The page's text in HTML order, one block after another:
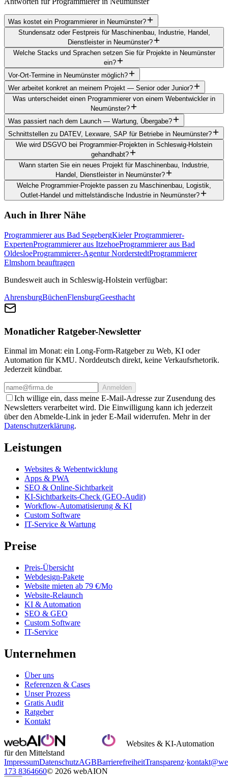
Was kostet ein Programmierer in Neumünster?
Stundensatz oder Festpreis für Maschinenbau, Industrie, Handel,
Dienstleister in Neumünster?
Welche Stacks und Sprachen setzen Sie für Projekte in Neumünster
ein?
Vor-Ort-Termine in Neumünster möglich?
Wer arbeitet konkret an meinem Projekt — Senior oder Junior?
Was unterscheidet einen Programmierer von einem Webentwickler in
Neumünster?
Was passiert nach dem Launch — Wartung, Übergabe?
Schnittstellen zu DATEV, Lexware, SAP für Betriebe in Neumünster?
Wie wird DSGVO bei Programmier-Projekten in Schleswig-Holstein
gehandhabt?
Wann starten Sie ein neues Projekt für Maschinenbau, Industrie,
Handel, Dienstleister in Neumünster?
Welche Programmier-Projekte passen zu Maschinenbau, Logistik,
Outlet-Handel und mittelständische Industrie in Neumünster?
Auch in Ihrer Nähe
Programmierer aus Bad SegebergKieler Programmierer-
ExpertenProgrammierer aus ItzehoeProgrammierer aus Bad
OldesloeProgrammierer-Agentur NorderstedtProgrammierer
Elmshorn beauftragen
Bundesweit auch in Schleswig-Holstein verfügbar:
AhrensburgBüchenFlensburgGeesthacht
Monatlicher Ratgeber-Newsletter
Einmal im Monat: ein Long-Form-Ratgeber zu Web, KI oder
Automation für KMU. Norddeutsch direkt, keine Verkaufsrhetorik.
Jederzeit kündbar.
Anmelden
Ich willige ein, dass meine E-Mail-Adresse zur Zusendung des
Newsletters verarbeitet wird. Die Einwilligung kann ich jederzeit
über den Abmelde-Link in jeder E-Mail widerrufen. Mehr in der
Datenschutzerklärung.
Leistungen
Websites & Webentwicklung
Apps & PWA
SEO & Online-Sichtbarkeit
KI-Sichtbarkeits-Check (GEO-Audit)
Workflow-Automatisierung & KI
Custom Software
IT-Service & Wartung
Preise
Preis-Übersicht
Webdesign-Pakete
Website mieten ab 79 €/Mo
Website-Relaunch
KI & Automation
SEO & GEO
Custom Software
IT-Service
Unternehmen
Über uns
Referenzen & Cases
Unser Prozess
Gratis Audit
Ratgeber
Kontakt
Websites & KI-Automation
für den Mittelstand
ImpressumDatenschutzAGBBarrierefreiheitTransparenz·
173 8364660© 2026 webAION